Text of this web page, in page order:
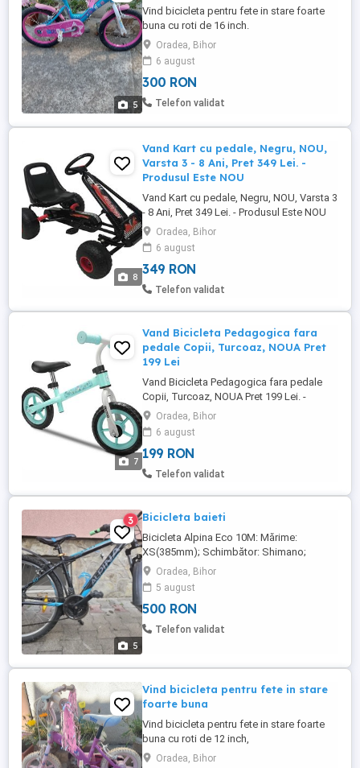
5
Vind bicicleta pentru fete in stare foarte
buna cu roti de 16 inch.
Oradea, Bihor
6 august
300 RON
Telefon validat
8
Vand Kart cu pedale, Negru, NOU,
Varsta 3 - 8 Ani, Pret 349 Lei. -
Produsul Este NOU
Vand Kart cu pedale, Negru, NOU, Varsta 3
- 8 Ani, Pret 349 Lei. - Produsul Este NOU
Produsul este SIGILAT - Dimensiune
produs ambalat 95 x 70 x 27 cm Greutate
12 KG - Produsul necesita asamblare, el
fiind pe bucati in ambalajul original. -
Culoare Negru cu Rosu - Pozele sunt reale.
Oradea, Bihor
6 august
349 RON
Telefon validat
7
Vand Bicicleta Pedagogica fara
pedale Copii, Turcoaz, NOUA Pret
199 Lei
Vand Bicicleta Pedagogica fara pedale
Copii, Turcoaz, NOUA Pret 199 Lei. -
Balance Bike Ride-on, Bicicleta de
echilibru. - Toplife Draisienne 10 inchi,
Bicicleta Pedagogica fara pedale Copii,
Turcoaz, NOUA in cutie. - Necesita
Montare sau Asamblare. - Detalii si
Oradea, Bihor
6 august
199 RON
Telefon validat
5
3 Bicicleta baieti
Bicicleta Alpina Eco 10M: Mărime:
XS(385mm); Schimbător: Shimano;
Telescop: SR Suntour; Cadran: aluminiu;
Stare utilizată(2 ani), unic propietar,
cumpărat nou din magazin și intraținută.
Oradea, Bihor
5 august
500 RON
Telefon validat
Vind bicicleta pentru fete in stare
foarte buna
Vind bicicleta pentru fete in stare foarte
buna cu roti de 12 inch,
Oradea, Bihor